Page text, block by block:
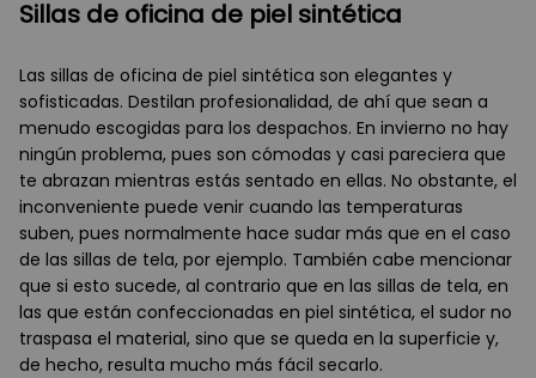
Sillas de oficina de piel sintética
Las sillas de oficina de piel sintética son elegantes y
sofisticadas. Destilan profesionalidad, de ahí que sean a
menudo escogidas para los despachos. En invierno no hay
ningún problema, pues son cómodas y casi pareciera que
te abrazan mientras estás sentado en ellas. No obstante, el
inconveniente puede venir cuando las temperaturas
suben, pues normalmente hace sudar más que en el caso
de las sillas de tela, por ejemplo. También cabe mencionar
que si esto sucede, al contrario que en las sillas de tela, en
las que están confeccionadas en piel sintética, el sudor no
traspasa el material, sino que se queda en la superficie y,
de hecho, resulta mucho más fácil secarlo.